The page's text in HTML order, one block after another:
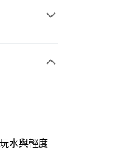
水與輕度